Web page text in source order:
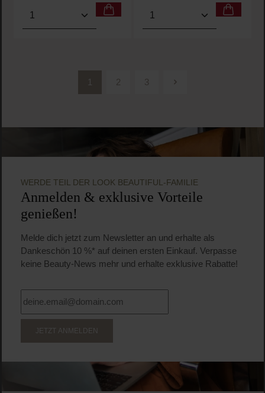
Produkt Anzahl: Gib den gewünschten Wert ein
Produkt Anzahl: Gib
Seite
1
Seite
2
Seite
3
WERDE TEIL DER LOOK BEAUTIFUL-FAMILIE
Anmelden & exklusive Vorteile
genießen!
Melde dich jetzt zum Newsletter an und erhalte als
Dankeschön 10 %* auf deinen ersten Einkauf. Verpasse
keine Beauty-News mehr und erhalte exklusive Rabatte!
JETZT ANMELDEN